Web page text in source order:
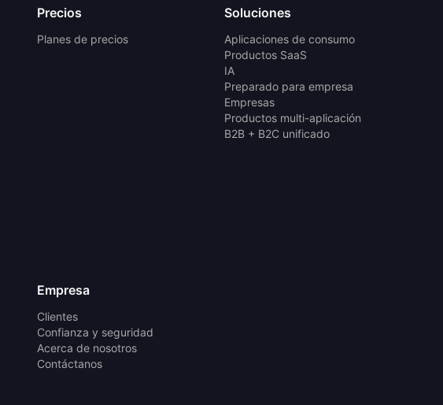
Precios
Planes de precios
Soluciones
Aplicaciones de consumo
Productos SaaS
IA
Preparado para empresa
Empresas
Productos multi-aplicación
B2B + B2C unificado
Empresa
Clientes
Confianza y seguridad
Acerca de nosotros
Contáctanos